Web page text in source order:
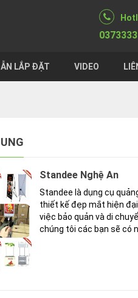
LẮP ĐẶT VIDEO
Standee Nghệ An
Standee là dụng cụ
thiết kế đẹp mắt hiện
việc bảo quản và di
chúng tôi các bạn sẽ có